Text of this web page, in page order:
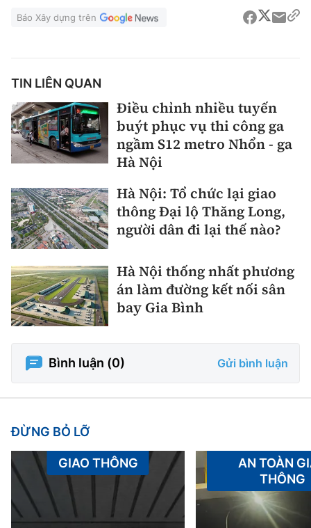
Báo Xây dựng trên
TIN LIÊN QUAN
Điều chỉnh nhiều tuyến
buýt phục vụ thi công ga
ngầm S12 metro Nhổn - ga
Hà Nội
Hà Nội: Tổ chức lại giao
thông Đại lộ Thăng Long,
người dân đi lại thế nào?
Hà Nội thống nhất phương
án làm đường kết nối sân
bay Gia Bình
Bình luận (0) Gửi bình luận
ĐỪNG BỎ LỠ
GIAO THÔNG
AN TOÀN
THÔNG